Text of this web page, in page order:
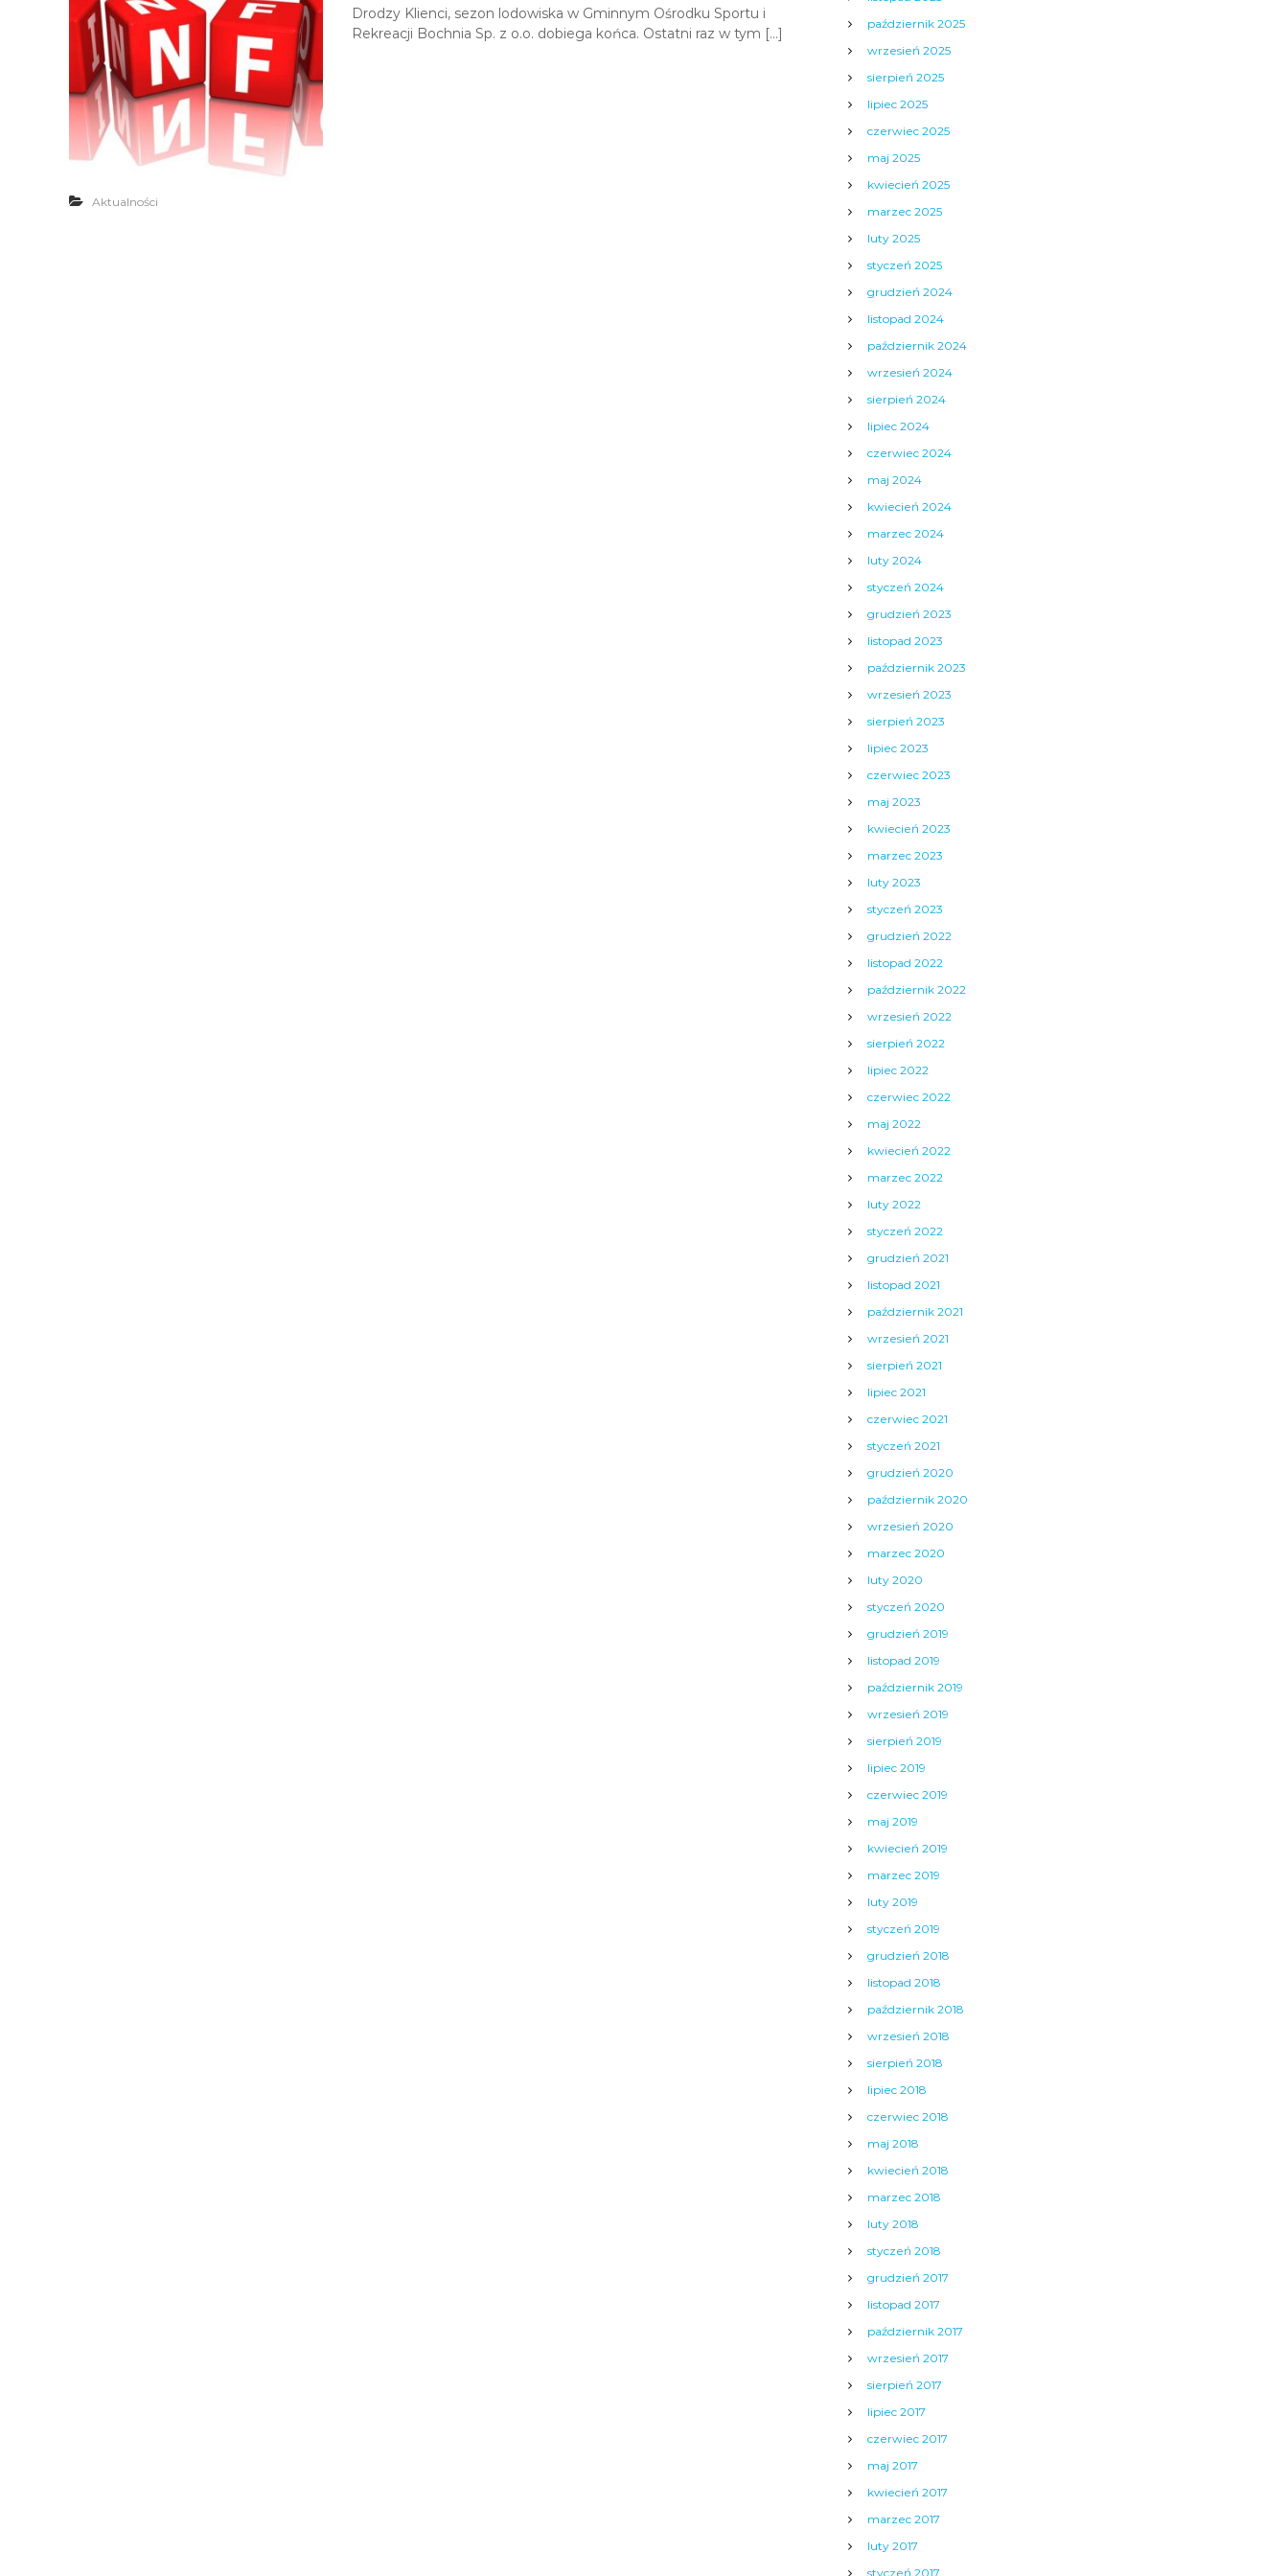
Drodzy Klienci, sezon lodowiska w Gminnym Ośrodku Sportu i
Rekreacji Bochnia Sp. z o.o. dobiega końca. Ostatni raz w tym […]
Aktualności
październik 2025
wrzesień 2025
sierpień 2025
lipiec 2025
czerwiec 2025
maj 2025
kwiecień 2025
marzec 2025
luty 2025
styczeń 2025
grudzień 2024
listopad 2024
październik 2024
wrzesień 2024
sierpień 2024
lipiec 2024
czerwiec 2024
maj 2024
kwiecień 2024
marzec 2024
luty 2024
styczeń 2024
grudzień 2023
listopad 2023
październik 2023
wrzesień 2023
sierpień 2023
lipiec 2023
czerwiec 2023
maj 2023
kwiecień 2023
marzec 2023
luty 2023
styczeń 2023
grudzień 2022
listopad 2022
październik 2022
wrzesień 2022
sierpień 2022
lipiec 2022
czerwiec 2022
maj 2022
kwiecień 2022
marzec 2022
luty 2022
styczeń 2022
grudzień 2021
listopad 2021
październik 2021
wrzesień 2021
sierpień 2021
lipiec 2021
czerwiec 2021
styczeń 2021
grudzień 2020
październik 2020
wrzesień 2020
marzec 2020
luty 2020
styczeń 2020
grudzień 2019
listopad 2019
październik 2019
wrzesień 2019
sierpień 2019
lipiec 2019
czerwiec 2019
maj 2019
kwiecień 2019
marzec 2019
luty 2019
styczeń 2019
grudzień 2018
listopad 2018
październik 2018
wrzesień 2018
sierpień 2018
lipiec 2018
czerwiec 2018
maj 2018
kwiecień 2018
marzec 2018
luty 2018
styczeń 2018
grudzień 2017
listopad 2017
październik 2017
wrzesień 2017
sierpień 2017
lipiec 2017
czerwiec 2017
maj 2017
kwiecień 2017
marzec 2017
luty 2017
styczeń 2017